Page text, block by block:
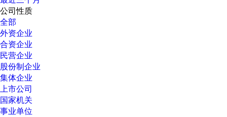
公司性质
全部
外资企业
合资企业
民营企业
股份制企业
集体企业
上市公司
国家机关
事业单位